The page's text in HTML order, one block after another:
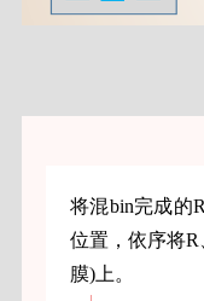
将混bin完成的
位置，依序将
膜)上。